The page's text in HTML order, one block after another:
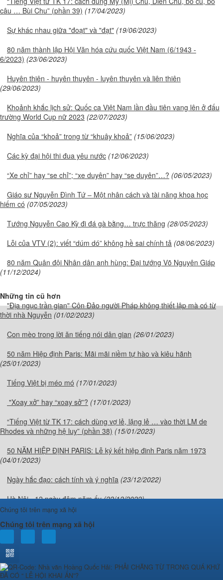
câu … Bùi Chu” (phần 39) (17/04/2023)
Sự khác nhau giữa "đoạt" và "đạt" (19/06/2023)
80 năm thành lập Hội Văn hóa cứu quốc Việt Nam (6/1943 -
6/2023) (23/06/2023)
Huyên thiên - huyên thuyên - luyên thuyên và liên thiên
(29/06/2023)
Khoảnh khắc lịch sử: Quốc ca Việt Nam lần đầu tiên vang lên ở đấu
trường World Cup nữ 2023 (22/07/2023)
Nghĩa của “khoả” trong từ “khuây khoả” (15/06/2023)
Các kỳ đại hội thi đua yêu nước (12/06/2023)
“Xe chỉ” hay “se chỉ”; “xe duyên” hay “se duyên”…? (06/05/2023)
Giáo sư Nguyễn Đình Tứ – Một nhân cách và tài năng khoa học
hiếm có (07/05/2023)
Tướng Nguyễn Cao Kỳ đi đá gà bằng… trực thăng (28/05/2023)
Lỗi của VTV (2): viết “dúm dó” không hề sai chính tả (08/06/2023)
80 năm Quân đội Nhân dân anh hùng: Đại tướng Võ Nguyên Giáp
(11/12/2024)
Những tin cũ hơn
"Địa ngục trần gian" Côn Đảo người Pháp không thiết lập mà có từ
thời nhà Nguyễn (01/02/2023)
Con mèo trong lời ăn tiếng nói dân gian (26/01/2023)
50 năm Hiệp định Paris: Mãi mãi niềm tự hào và kiêu hãnh
(25/01/2023)
Tiếng Việt bị méo mó (17/01/2023)
"Xoay xở” hay “xoay sở”? (17/01/2023)
“Tiếng Việt từ TK 17: cách dùng vợ lẻ, lặng lẻ … vào thời LM de
Rhodes và những hệ luỵ” (phần 38) (15/01/2023)
50 NĂM HIỆP ĐỊNH PARIS: Lễ ký kết hiệp đinh Paris năm 1973
(04/01/2023)
Ngày hắc đạo: cách tính và ý nghĩa (23/12/2022)
Hà Nội - 12 ngày đêm năm ấy (22/12/2022)
Kỷ niệm 250 năm ngày sinh và 200 năm ngày mất của nữ sĩ Hồ
Xuân Hương: Hồ Xuân Hương “Bà Chúa thơ Nôm” (05/12/2022)
Chúng tôi trên mạng xã hội
Chúng tôi trên mạng xã hội